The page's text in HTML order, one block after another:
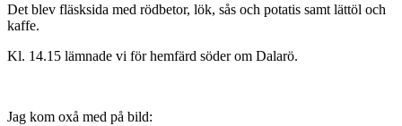
Det blev fläsksida med rödbetor, lök, sås och potatis samt lättöl och
kaffe.
Kl. 14.15 lämnade vi för hemfärd söder om Dalarö.
Jag kom oxå med på bild: